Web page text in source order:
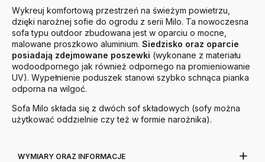
Wykreuj komfortową przestrzeń na świeżym powietrzu,
dzięki narożnej sofie do ogrodu z serii Milo. Ta nowoczesna
sofa typu outdoor zbudowana jest w oparciu o mocne,
malowane proszkowo aluminium. Siedzisko oraz oparcie
posiadają zdejmowane poszewki (wykonane z materiału
wodoodpornego jak również odpornego na promieniowanie
UV). Wypełnienie poduszek stanowi szybko schnąca pianka
odporna na wilgoć.
Sofa Milo składa się z dwóch sof składowych (sofy można
użytkować oddzielnie czy też w formie narożnika).
WYMIARY ORAZ INFORMACJE